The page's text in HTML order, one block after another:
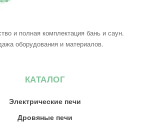
и полная комплектация бань и саун.
оборудования и материалов.
КАТАЛОГ
Электрические печи
Дровяные печи